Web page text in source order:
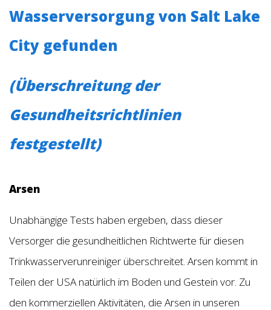
Wasserversorgung von Salt Lake
City gefunden
(Überschreitung der
Gesundheitsrichtlinien
festgestellt)
Arsen
Unabhängige Tests haben ergeben, dass dieser
Versorger die gesundheitlichen Richtwerte für diesen
Trinkwasserverunreiniger überschreitet. Arsen kommt in
Teilen der USA natürlich im Boden und Gestein vor. Zu
den kommerziellen Aktivitäten, die Arsen in unseren